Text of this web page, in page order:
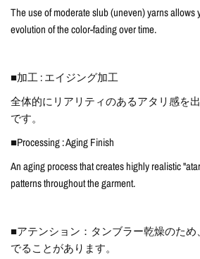
The use of moderate slub (uneven) yarns allows
evolution of the color-fading over time.
■加工 : エイジング加工
全体的にリアリティのあるアタリ感を
です。
■Processing : Aging Finish
An aging process that creates highly realistic
patterns throughout the garment.
■アテンション：タンブラー乾燥のた
でることがあります。